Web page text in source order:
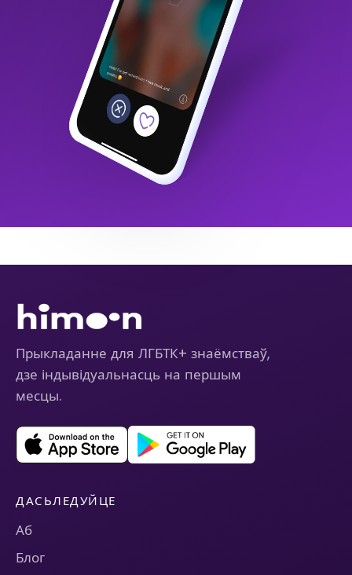
Прыкладанне для ЛГБТК+ знаёмстваў,
дзе індывідуальнасць на першым
месцы.
ДАСЬЛЕДУЙЦЕ
Аб
Блог